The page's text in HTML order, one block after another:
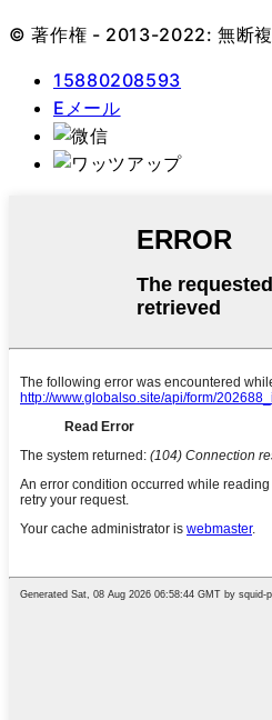
© 著作権 - 2013-2022: 無断複
15880208593
Eメール